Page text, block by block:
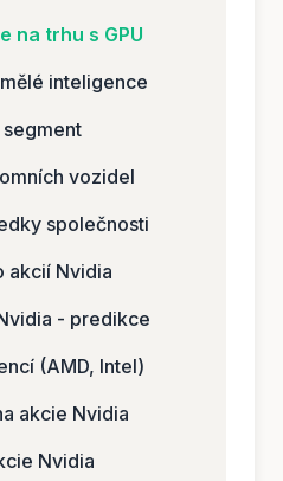
na trhu s GPU
inteligence
vozidel
společnosti
akcií Nvidia
- predikce
(AMD, Intel)
akcie Nvidia
Nvidia